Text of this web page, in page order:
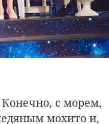
с морем,
мохито и,